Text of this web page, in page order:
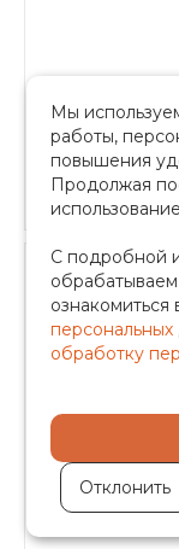
Мы
работы,
повышения
Продолжая
С подробной
ознакомиться
обработку
Отклонить